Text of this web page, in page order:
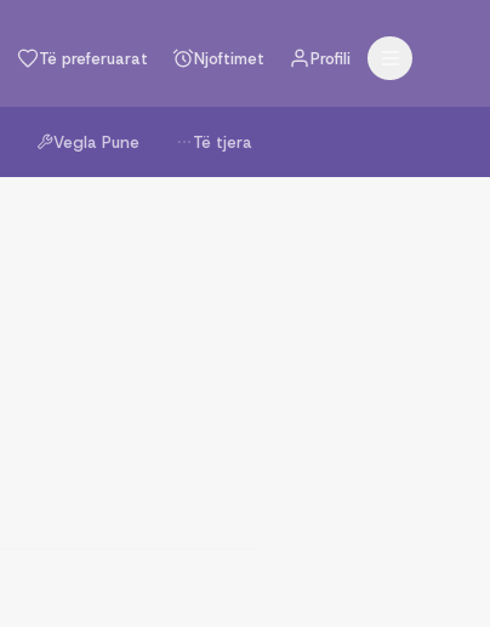
Të preferuarat Njoftimet Profili
Vegla Pune Të tjera